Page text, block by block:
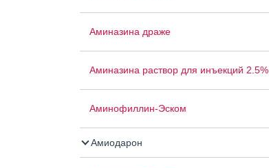
Аминазина драже
Аминазина раствор для инъекций 2.5%
Аминофиллин-Эском
Амиодарон